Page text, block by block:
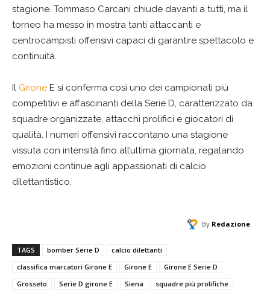
stagione. Tommaso Carcani chiude davanti a tutti, ma il
torneo ha messo in mostra tanti attaccanti e
centrocampisti offensivi capaci di garantire spettacolo e
continuità.
Il Girone E si conferma così uno dei campionati più
competitivi e affascinanti della Serie D, caratterizzato da
squadre organizzate, attacchi prolifici e giocatori di
qualità. I numeri offensivi raccontano una stagione
vissuta con intensità fino all’ultima giornata, regalando
emozioni continue agli appassionati di calcio
dilettantistico.
By Redazione
TAGS bomber Serie D
calcio dilettanti
classifica marcatori Girone E
Girone E
Girone E Serie D
Grosseto
Serie D girone E Siena
squadre più prolifiche